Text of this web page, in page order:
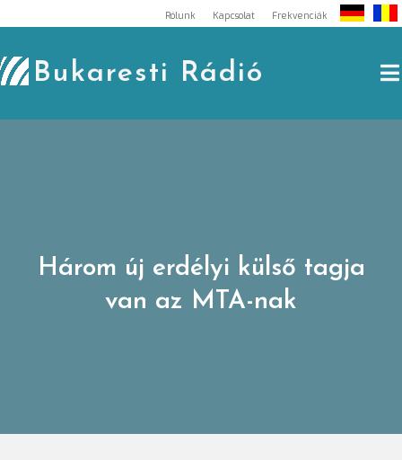
to
content
Rólunk Kapcsolat Frekvenciák
Bukaresti Rádió
Három új erdélyi külső tagja
van az MTA-nak